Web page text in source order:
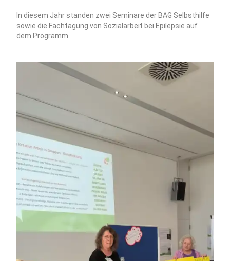
In diesem Jahr standen zwei Seminare der BAG Selbsthilfe
sowie die Fachtagung von Sozialarbeit bei Epilepsie auf
dem Programm.